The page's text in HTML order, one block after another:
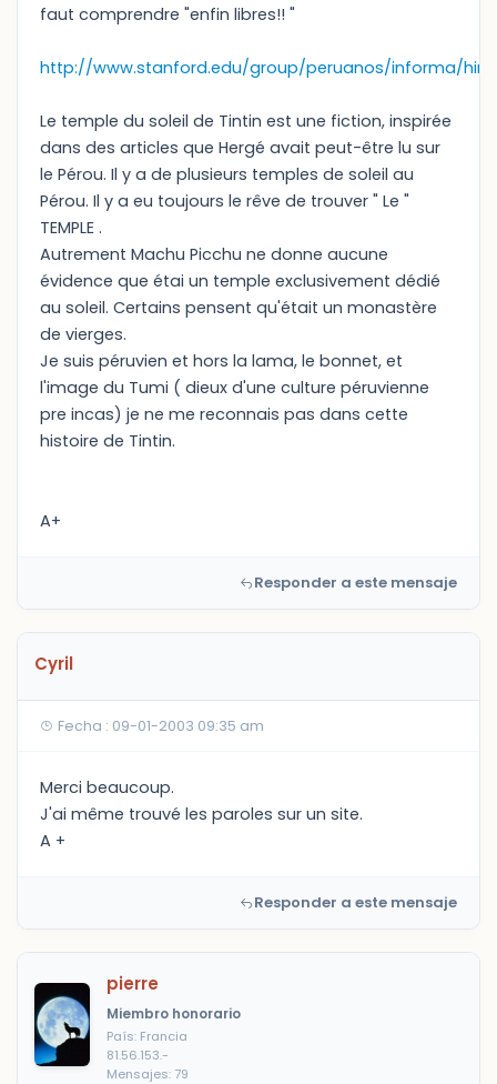
faut comprendre "enfin libres!! "
http://www.stanford.edu/group/peruanos/informa/
Le temple du soleil de Tintin est une fiction, inspirée
dans des articles que Hergé avait peut-être lu sur
le Pérou. Il y a de plusieurs temples de soleil au
Pérou. Il y a eu toujours le rêve de trouver " Le "
TEMPLE .
Autrement Machu Picchu ne donne aucune
évidence que étai un temple exclusivement dédié
au soleil. Certains pensent qu'était un monastère
de vierges.
Je suis péruvien et hors la lama, le bonnet, et
l'image du Tumi ( dieux d'une culture péruvienne
pre incas) je ne me reconnais pas dans cette
histoire de Tintin.
A+
Responder a este mensaje
Cyril
Fecha : 09-01-2003 09:35 am
Merci beaucoup.
J'ai même trouvé les paroles sur un site.
A +
Responder a este mensaje
pierre
Miembro honorario
País: Francia
81.56.153.-
Mensajes: 79